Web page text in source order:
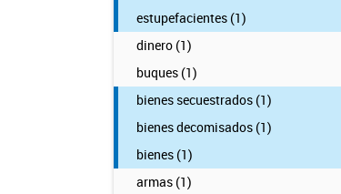
estupefacientes (1)
dinero (1)
buques (1)
bienes secuestrados (1)
bienes decomisados (1)
bienes (1)
armas (1)